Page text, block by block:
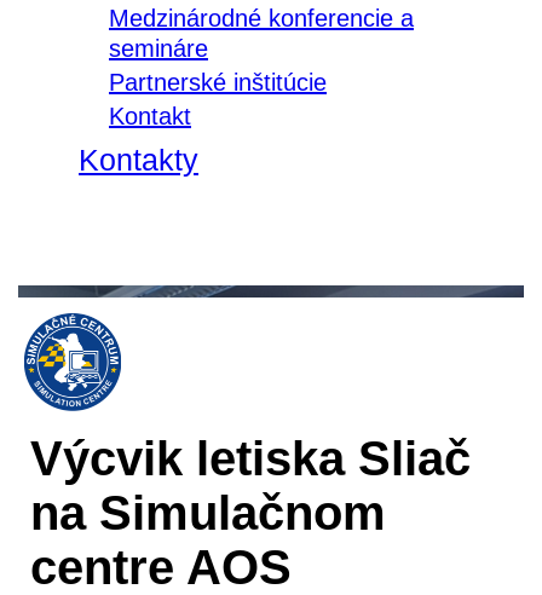
Medzinárodné konferencie a
semináre
Partnerské inštitúcie
Kontakt
Kontakty
Výcvik letiska Sliač
na Simulačnom
centre AOS